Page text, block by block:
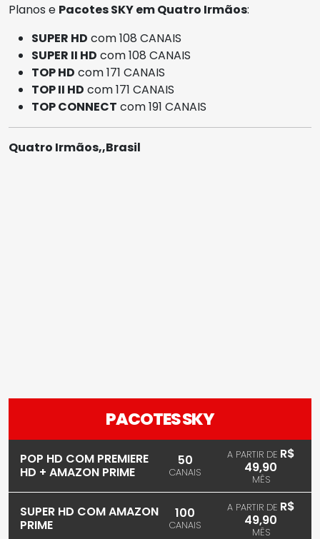
Planos e Pacotes SKY em Quatro Irmãos:
SUPER HD com 108 CANAIS
SUPER II HD com 108 CANAIS
TOP HD com 171 CANAIS
TOP II HD com 171 CANAIS
TOP CONNECT com 191 CANAIS
Quatro Irmãos,,Brasil
PACOTES SKY
POP HD COM PREMIERE
HD + AMAZON PRIME
50
CANAIS
A PARTIR DE R$
49,90
MÊS
SUPER HD COM AMAZON
PRIME
100
CANAIS
A PARTIR DE R$
49,90
MÊS